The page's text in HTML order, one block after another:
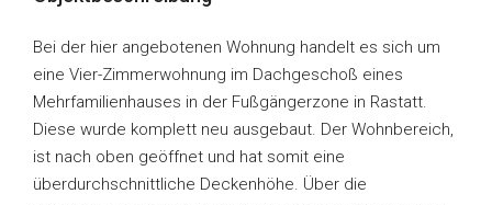
Bei der hier angebotenen Wohnung handelt es sich um
eine Vier-Zimmerwohnung im Dachgeschoß eines
Mehrfamilienhauses in der Fußgängerzone in Rastatt.
Diese wurde komplett neu ausgebaut. Der Wohnbereich,
ist nach oben geöffnet und hat somit eine
überdurchschnittliche Deckenhöhe. Über die